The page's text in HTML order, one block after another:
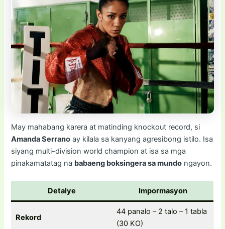
May mahabang karera at matinding knockout record, si
Amanda Serrano ay kilala sa kanyang agresibong istilo. Isa
siyang multi-division world champion at isa sa mga
pinakamatatag na babaeng boksingera sa mundo ngayon.
Detalye Impormasyon
Rekord
44 panalo – 2 talo – 1 tabla
(30 KO)